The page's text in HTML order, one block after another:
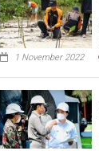
1 November 2022